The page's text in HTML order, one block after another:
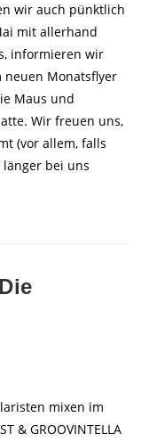
wir auch pünktlich
mit allerhand
informieren wir
Monatsflyer
Maus und
Wir freuen uns,
(vor allem, falls
bei uns
mixen im
& GROOVINTELLA